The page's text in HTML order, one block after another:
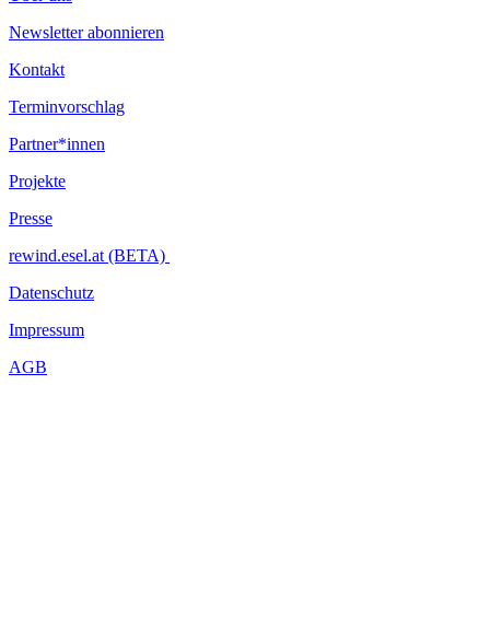
Newsletter abonnieren
Kontakt
Terminvorschlag
Partner*innen
Projekte
Presse
rewind.esel.at (BETA)
Datenschutz
Impressum
AGB